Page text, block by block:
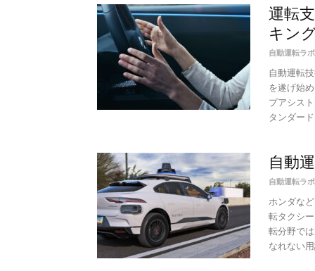
運転
キン
自動運転ラ
自動運転
を遂げ始
プアシス
タンダー
自動
自動運転ラ
ホンダな
転タクシ
転分野で
なれない